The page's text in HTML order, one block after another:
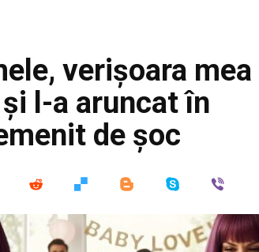
verișoara mea
l-a aruncat în
de șoc